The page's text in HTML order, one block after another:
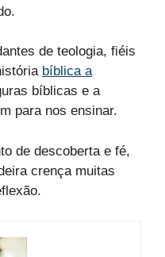
de teologia, fiéis
bíblica a
bíblicas e a
para nos ensinar.
de descoberta e fé,
crença muitas